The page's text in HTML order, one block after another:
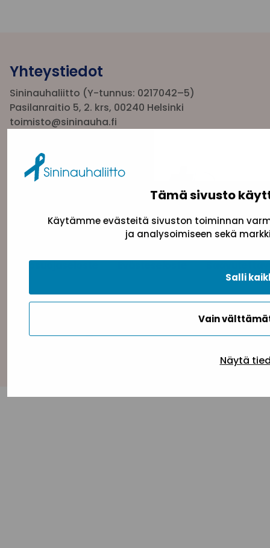
Tämä sivusto
Käytämme evästeitä sivuston toiminnan
ja analysoimiseen sekä
Vain
Salli
Näytä
Yhteystiedot
Sininauhaliitto (Y-tunnus: 0217042–5)
Pasilanraitio 5, 2. krs, 00240 Helsinki
toimisto@sininauha.fi
Tietosuojaseloste